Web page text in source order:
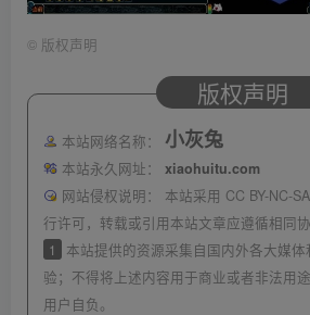
© 版权声明
版权声明
本站网络名称： 小灰兔
本站永久网址：
xiaohuitu.com
网站侵权说明：
本站采用 CC BY-NC-
行许可，转载或引用本站文章应遵循相同协
1
本站提供的资源采集自国内外各大媒
验；不得将上述内容用于商业或者非法用
用户自负。